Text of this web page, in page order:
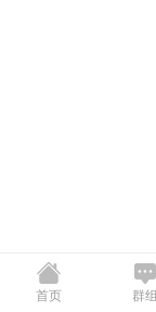
首页 群组